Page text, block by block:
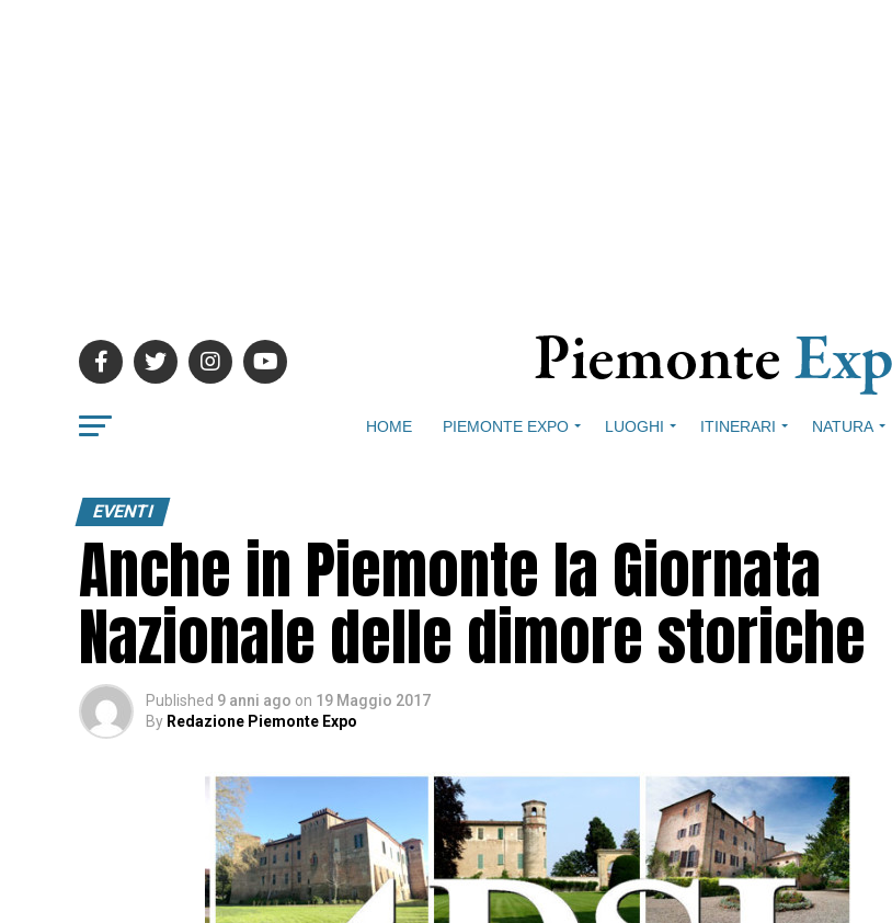
HOME PIEMONTE EXPO LUOGHI ITINERARI NATURA
EVENTI
Anche in Piemonte la Giornata
Nazionale delle dimore storiche
Published 9 anni ago on 19 Maggio 2017
By Redazione Piemonte Expo